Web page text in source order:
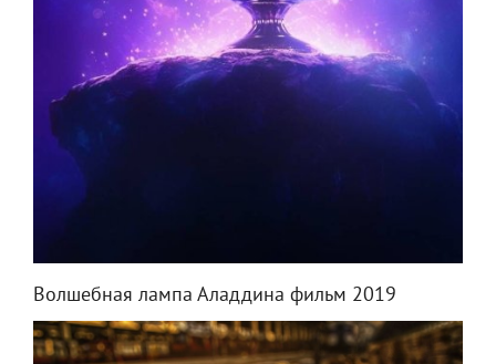
Волшебная лампа Аладдина фильм 2019